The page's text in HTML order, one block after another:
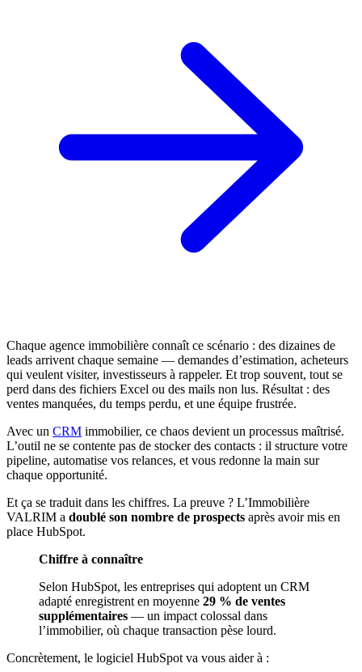
Chaque agence immobilière connaît ce scénario : des dizaines de
leads arrivent chaque semaine — demandes d’estimation, acheteurs
qui veulent visiter, investisseurs à rappeler. Et trop souvent, tout se
perd dans des fichiers Excel ou des mails non lus. Résultat : des
ventes manquées, du temps perdu, et une équipe frustrée.
Avec un CRM immobilier, ce chaos devient un processus maîtrisé.
L’outil ne se contente pas de stocker des contacts : il structure votre
pipeline, automatise vos relances, et vous redonne la main sur
chaque opportunité.
Et ça se traduit dans les chiffres. La preuve ? L’Immobilière
VALRIM a doublé son nombre de prospects après avoir mis en
place HubSpot.
Chiffre à connaître
Selon HubSpot, les entreprises qui adoptent un CRM
adapté enregistrent en moyenne 29 % de ventes
supplémentaires — un impact colossal dans
l’immobilier, où chaque transaction pèse lourd.
Concrètement, le logiciel HubSpot va vous aider à :